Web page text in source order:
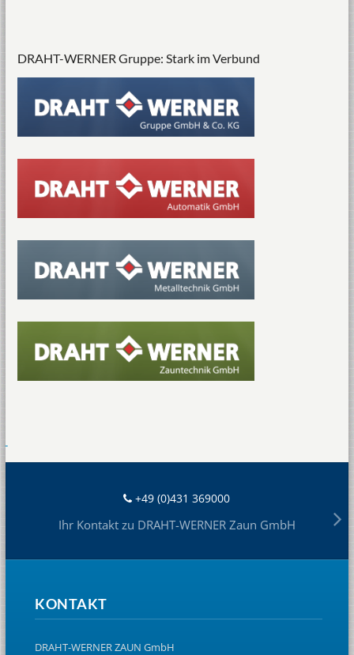
DRAHT-WERNER Gruppe: Stark im Verbund
+49 (0)431 369000
Ihr Kontakt zu DRAHT-WERNER Zaun GmbH
KONTAKT
DRAHT-WERNER ZAUN GmbH